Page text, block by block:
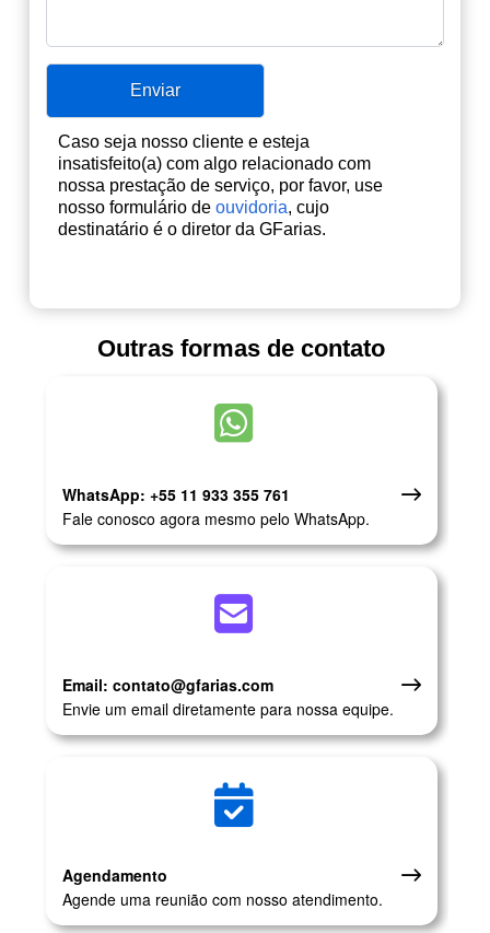
Caso seja nosso cliente e esteja
insatisfeito(a) com algo relacionado com
nossa prestação de serviço, por favor, use
nosso formulário de ouvidoria, cujo
destinatário é o diretor da GFarias.
Outras formas de contato
WhatsApp: +55 11 933 355 761
Fale conosco agora mesmo pelo WhatsApp.
Email: contato@gfarias.com
Envie um email diretamente para nossa equipe.
Agendamento
Agende uma reunião com nosso atendimento.